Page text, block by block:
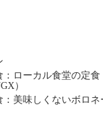
ローカル食堂の定食
）
美味しくないボロネ